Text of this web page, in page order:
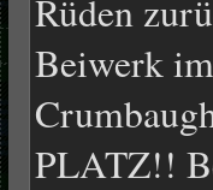
Rüden
Beiwerk
PLATZ!!